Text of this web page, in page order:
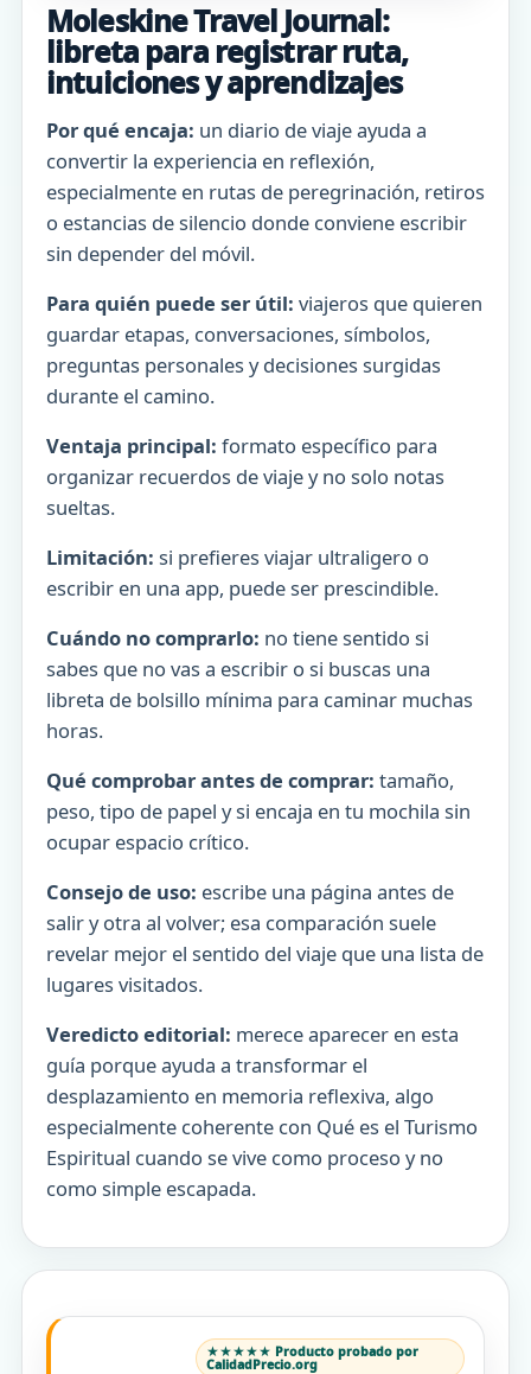
Moleskine Travel Journal:
libreta para registrar ruta,
intuiciones y aprendizajes
Por qué encaja: un diario de viaje ayuda a
convertir la experiencia en reflexión,
especialmente en rutas de peregrinación, retiros
o estancias de silencio donde conviene escribir
sin depender del móvil.
Para quién puede ser útil: viajeros que quieren
guardar etapas, conversaciones, símbolos,
preguntas personales y decisiones surgidas
durante el camino.
Ventaja principal: formato específico para
organizar recuerdos de viaje y no solo notas
sueltas.
Limitación: si prefieres viajar ultraligero o
escribir en una app, puede ser prescindible.
Cuándo no comprarlo: no tiene sentido si
sabes que no vas a escribir o si buscas una
libreta de bolsillo mínima para caminar muchas
horas.
Qué comprobar antes de comprar: tamaño,
peso, tipo de papel y si encaja en tu mochila sin
ocupar espacio crítico.
Consejo de uso: escribe una página antes de
salir y otra al volver; esa comparación suele
revelar mejor el sentido del viaje que una lista de
lugares visitados.
Veredicto editorial: merece aparecer en esta
guía porque ayuda a transformar el
desplazamiento en memoria reflexiva, algo
especialmente coherente con Qué es el Turismo
Espiritual cuando se vive como proceso y no
como simple escapada.
★★★★★ Producto probado por
CalidadPrecio.org